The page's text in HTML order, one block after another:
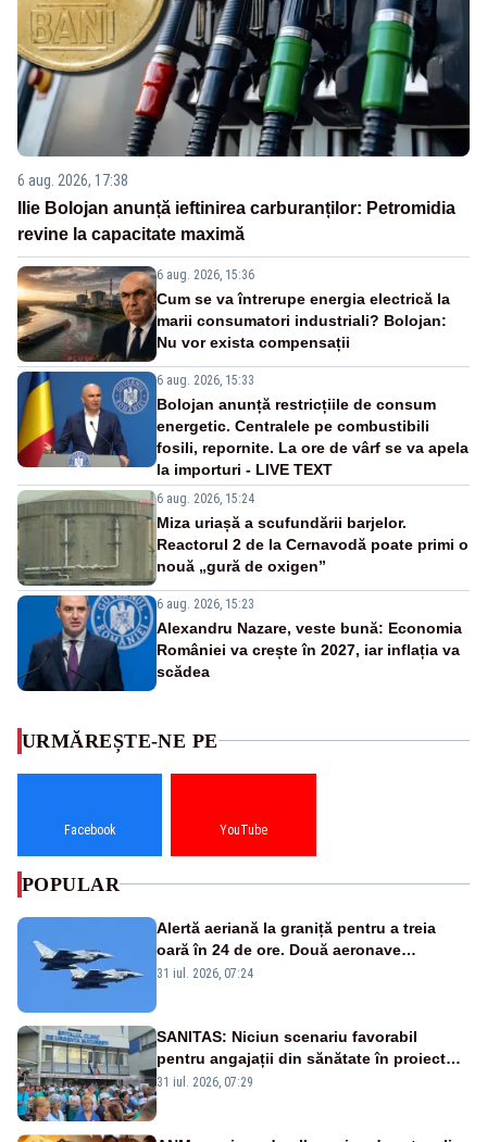
6 aug. 2026, 17:38
Ilie Bolojan anunță ieftinirea carburanților: Petromidia
revine la capacitate maximă
6 aug. 2026, 15:36
Cum se va întrerupe energia electrică la
marii consumatori industriali? Bolojan:
Nu vor exista compensații
6 aug. 2026, 15:33
Bolojan anunță restricțiile de consum
energetic. Centralele pe combustibili
fosili, repornite. La ore de vârf se va apela
la importuri - LIVE TEXT
6 aug. 2026, 15:24
Miza uriașă a scufundării barjelor.
Reactorul 2 de la Cernavodă poate primi o
nouă „gură de oxigen”
6 aug. 2026, 15:23
Alexandru Nazare, veste bună: Economia
României va crește în 2027, iar inflația va
scădea
URMĂREȘTE-NE PE
Facebook YouTube
POPULAR
Alertă aeriană la graniță pentru a treia
oară în 24 de ore. Două aeronave
Eurofighter britanice au fost ridicate de la
31 iul. 2026, 07:24
SANITAS: Niciun scenariu favorabil
pentru angajații din sănătate în proiectul
Legii salarizării
31 iul. 2026, 07:29